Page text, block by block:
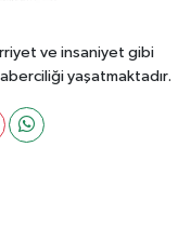
ve insaniyet gibi
yaşatmaktadır.